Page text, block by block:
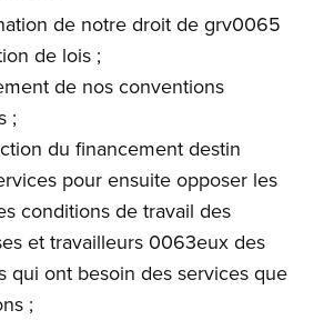
de notre droit de grv0065
de lois ;
de nos conventions
;
du financement destin
pour ensuite opposer les
conditions de travail des
et travailleurs 0063eux des
qui ont besoin des services que
;